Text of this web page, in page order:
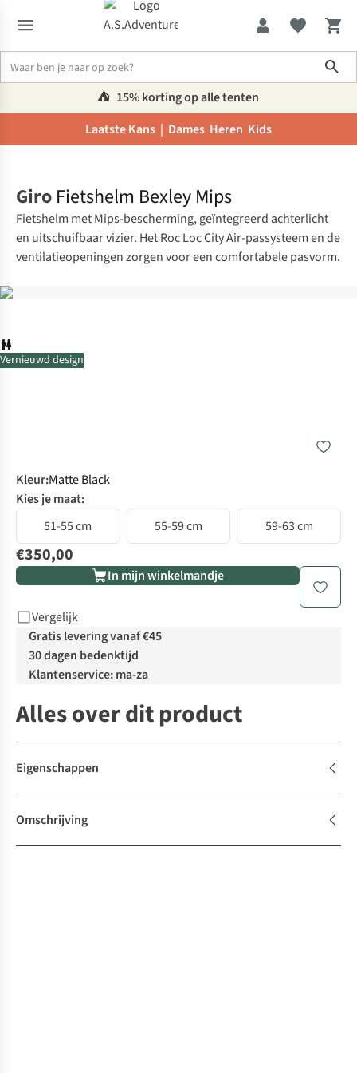
⛺️ 15% korting op alle tenten
Laatste Kans | Dames Heren Kids
Vernieuwd design
Giro Fietshelm Bexley Mips
Fietshelm met Mips-bescherming, geïntegreerd achterlicht
en uitschuifbaar vizier. Het Roc Loc City Air-passysteem en de
ventilatieopeningen zorgen voor een comfortabele pasvorm.
Kleur:Matte Black
Kies je maat:
51-55 cm
55-59 cm 59-63 cm
€350,00
In mijn winkelmandje
Vergelijk
Gratis levering vanaf €45
30 dagen bedenktijd
Klantenservice: ma-za
Alles over dit product
Eigenschappen
Omschrijving